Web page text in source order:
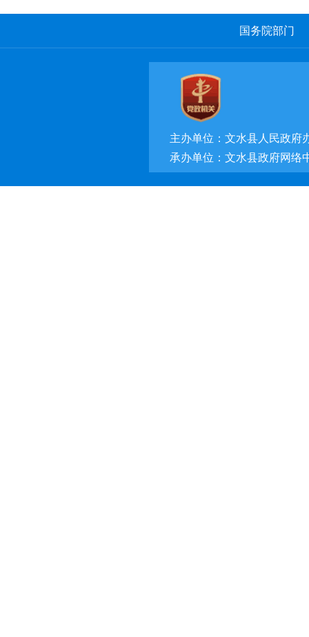
国务院部门
主办单位：文水县人民政府
承办单位：文水县政府网络